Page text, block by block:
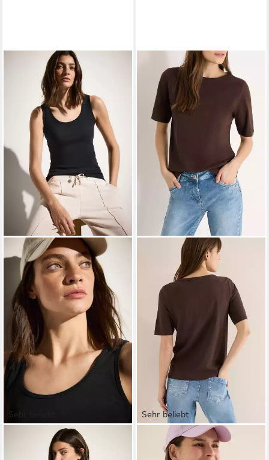
Sehr beliebt
Trägertop Style Linda
mit tiefem Rundhalsausschnitt
Sehr beliebt
Kurzarmshirt aus
weicher Baumwolle